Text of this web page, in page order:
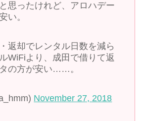
思ったけれど、アロハデー
い。
返却でレンタル日数を減ら
WiFiより、成田で借りて返
の方が安い……。
November 27, 2018